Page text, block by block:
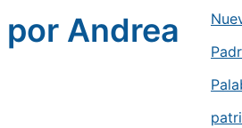
Andrea